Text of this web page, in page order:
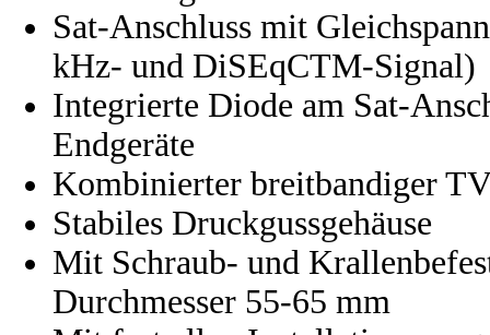
Sat-Anschluss mit
kHz- und DiSEqCTM-Signal)
Integrierte Diode am Sat-
Endgeräte
Kombinierter breitbandiger
Stabiles Druckgussgehäuse
Mit Schraub- und
Durchmesser 55-65 mm